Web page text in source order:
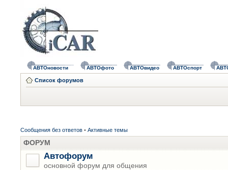
АВТОновости АВТОфото АВТОвидео АВТОспорт
Список форумов
Сообщения без ответов • Активные темы
ФОРУМ
Автофорум
основной форум для общения